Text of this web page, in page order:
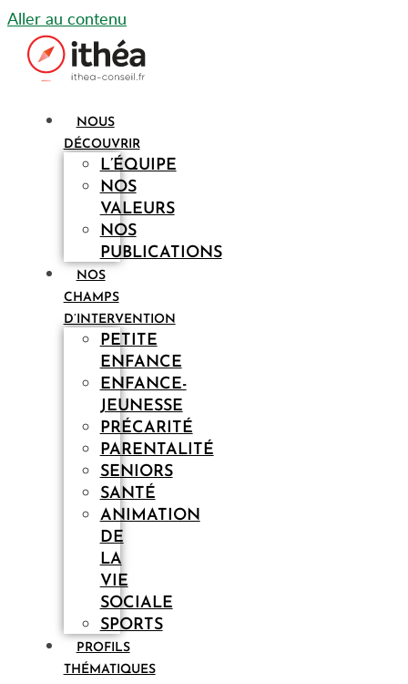
Aller au contenu
NOUS
DÉCOUVRIR
L’ÉQUIPE
NOS
VALEURS
NOS
PUBLICATIONS
NOS
CHAMPS
D’INTERVENTION
PETITE
ENFANCE
ENFANCE-
JEUNESSE
PRÉCARITÉ
PARENTALITÉ
SENIORS
SANTÉ
ANIMATION
DE
LA
VIE
SOCIALE
SPORTS
PROFILS
THÉMATIQUES